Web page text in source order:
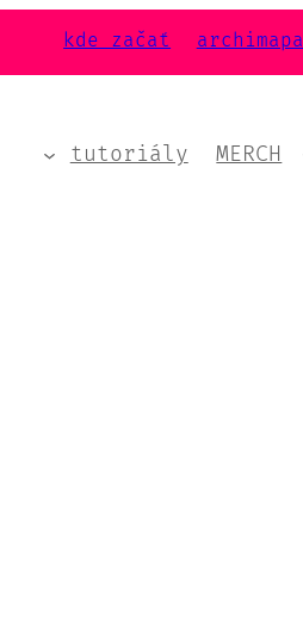
kde začať archimapa
tutoriály MERCH